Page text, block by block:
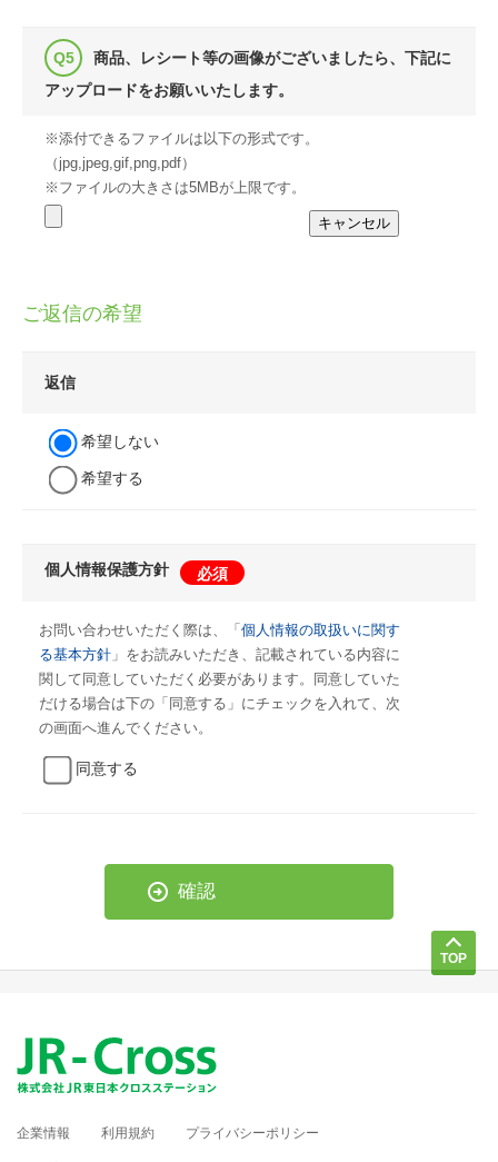
商品、レシート等の画像がございましたら、下記に
アップロードをお願いいたします。
※添付できるファイルは以下の形式です。
（jpg,jpeg,gif,png,pdf）
※ファイルの大きさは5MBが上限です。
ご返信の希望
返信
希望しない
希望する
個人情報保護方針 必須
お問い合わせいただく際は、「 個人情報の取扱いに関す
る基本方針 」をお読みいただき、記載されている内容に
関して同意していただく必要があります。同意していた
だける場合は下の「同意する」にチェックを入れて、次
の画面へ進んでください。
同意する
TOP
企業情報 利用規約 プライバシーポリシー